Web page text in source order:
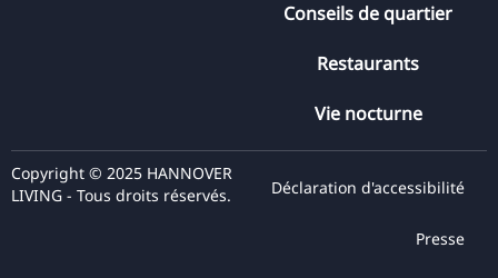
Conseils de quartier
Restaurants
Vie nocturne
Copyright © 2025 HANNOVER
LIVING - Tous droits réservés.
Déclaration d'accessibilité
Presse